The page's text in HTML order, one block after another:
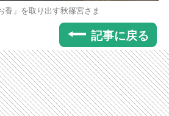
香」を取り出す秋篠宮さま
記事に戻る